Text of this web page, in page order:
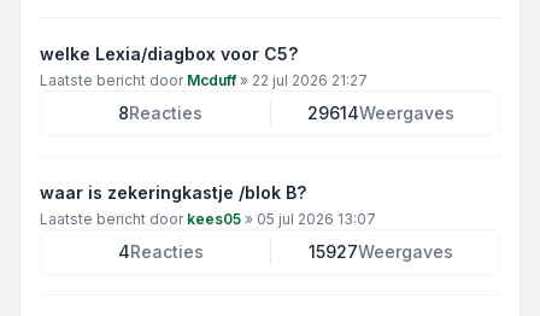
welke Lexia/diagbox voor C5?
Laatste bericht door Mcduff» 22 jul 2026 21:27
8Reacties 29614Weergaves
waar is zekeringkastje /blok B?
Laatste bericht door kees05 » 05 jul 2026 13:07
4Reacties 15927Weergaves